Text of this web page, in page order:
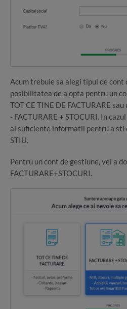
Acum trebuie sa alegi tipul de cont
posibilitatea de a opta pentru un
TOT CE TINE DE FACTURARE sau
- FACTURARE + STOCURI. In
ai suficiente informatii pentru a sti
STIU.
Pentru un cont de gestiune, vei a
FACTURARE+STOCURI.